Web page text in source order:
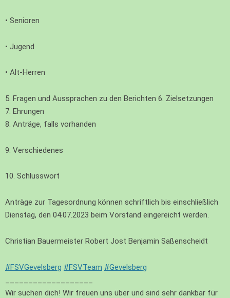
• Senioren
• Jugend
• Alt-Herren
5. Fragen und Aussprachen zu den Berichten 6. Zielsetzungen
7. Ehrungen
8. Anträge, falls vorhanden
9. Verschiedenes
10. Schlusswort
Anträge zur Tagesordnung können schriftlich bis einschließlich
Dienstag, den 04.07.2023 beim Vorstand eingereicht werden.
Christian Bauermeister Robert Jost Benjamin Saßenscheidt
#FSVGevelsberg #FSVTeam #Gevelsberg
Wir suchen dich! Wir freuen uns über und sind sehr dankbar für